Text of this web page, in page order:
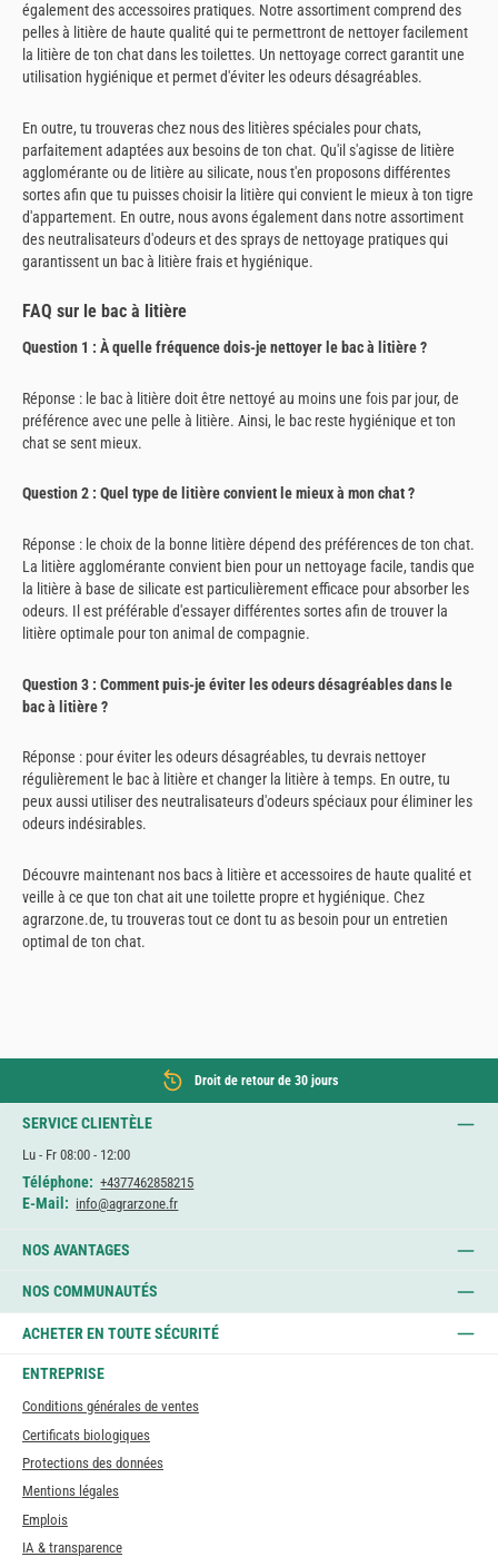
également des accessoires pratiques. Notre assortiment comprend des
pelles à litière de haute qualité qui te permettront de nettoyer facilement
la litière de ton chat dans les toilettes. Un nettoyage correct garantit une
utilisation hygiénique et permet d'éviter les odeurs désagréables.
En outre, tu trouveras chez nous des litières spéciales pour chats,
parfaitement adaptées aux besoins de ton chat. Qu'il s'agisse de litière
agglomérante ou de litière au silicate, nous t'en proposons différentes
sortes afin que tu puisses choisir la litière qui convient le mieux à ton tigre
d'appartement. En outre, nous avons également dans notre assortiment
des neutralisateurs d'odeurs et des sprays de nettoyage pratiques qui
garantissent un bac à litière frais et hygiénique.
FAQ sur le bac à litière
Question 1 : À quelle fréquence dois-je nettoyer le bac à litière ?
Réponse : le bac à litière doit être nettoyé au moins une fois par jour, de
préférence avec une pelle à litière. Ainsi, le bac reste hygiénique et ton
chat se sent mieux.
Question 2 : Quel type de litière convient le mieux à mon chat ?
Réponse : le choix de la bonne litière dépend des préférences de ton chat.
La litière agglomérante convient bien pour un nettoyage facile, tandis que
la litière à base de silicate est particulièrement efficace pour absorber les
odeurs. Il est préférable d'essayer différentes sortes afin de trouver la
litière optimale pour ton animal de compagnie.
Question 3 : Comment puis-je éviter les odeurs désagréables dans le
bac à litière ?
Réponse : pour éviter les odeurs désagréables, tu devrais nettoyer
régulièrement le bac à litière et changer la litière à temps. En outre, tu
peux aussi utiliser des neutralisateurs d'odeurs spéciaux pour éliminer les
odeurs indésirables.
Découvre maintenant nos bacs à litière et accessoires de haute qualité et
veille à ce que ton chat ait une toilette propre et hygiénique. Chez
agrarzone.de, tu trouveras tout ce dont tu as besoin pour un entretien
optimal de ton chat.
Droit de retour de 30 jours
SERVICE CLIENTÈLE
Lu - Fr 08:00 - 12:00
Téléphone: +4377462858215
E-Mail: info@agrarzone.fr
NOS AVANTAGES
NOS COMMUNAUTÉS
ACHETER EN TOUTE SÉCURITÉ
ENTREPRISE
Conditions générales de ventes
Certificats biologiques
Protections des données
Mentions légales
Emplois
IA & transparence